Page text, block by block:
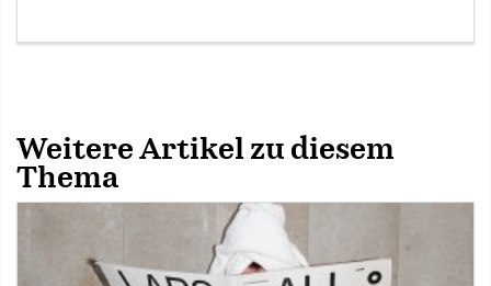
Weitere Artikel zu diesem
Thema